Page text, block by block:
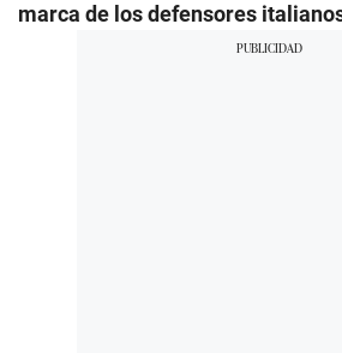
marca de los defensores